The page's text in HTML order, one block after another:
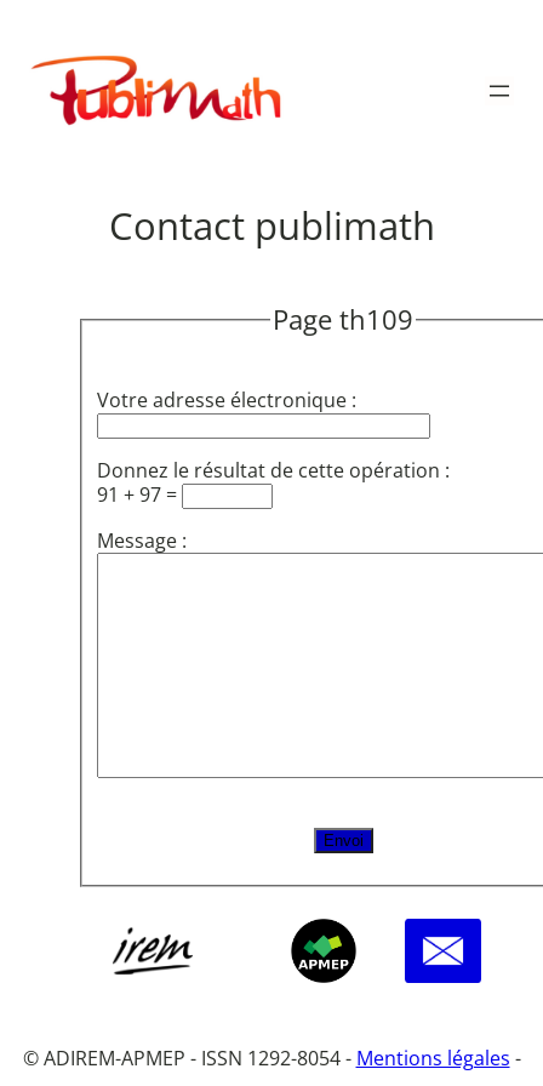
contenu
Publimath
Contact publimath
Page th109
Votre adresse électronique :
Donnez le résultat de cette opération :
91 + 97 =
Message :
© ADIREM-APMEP - ISSN 1292-8054 - Mentions légales -